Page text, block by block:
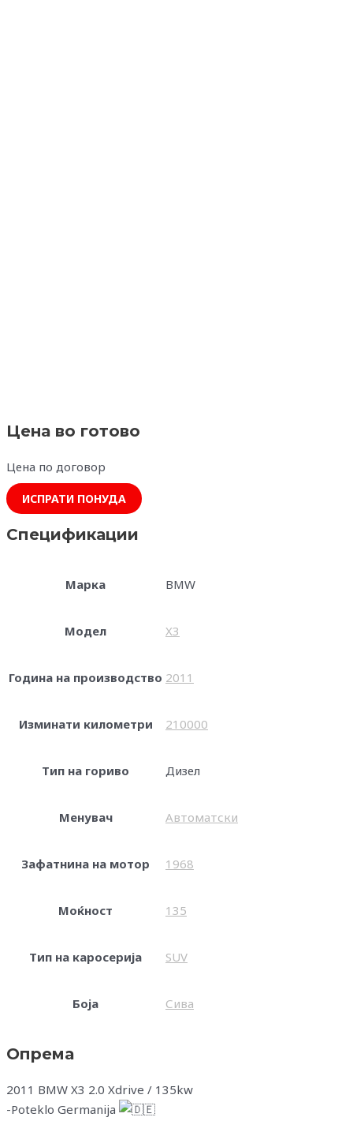
Цена во готово
Цена по договор
ИСПРАТИ ПОНУДА
Спецификации
Марка BMW
Модел X3
Година на производство 2011
Изминати километри 210000
Тип на гориво Дизел
Менувач Автоматски
Зафатнина на мотор 1968
Моќност 135
Тип на каросерија SUV
Боја Сива
Опрема
2011 BMW X3 2.0 Xdrive / 135kw
-Poteklo Germanija